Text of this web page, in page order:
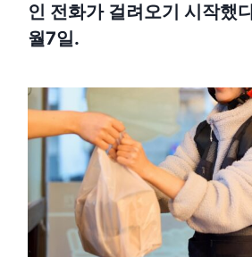
인 전화가 걸려오기 시작했
월7일.